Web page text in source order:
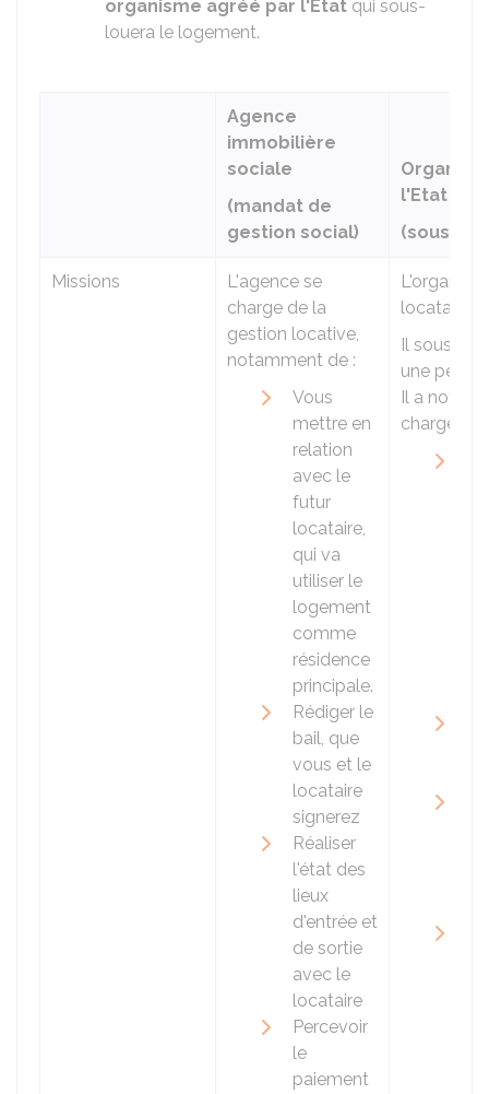
organisme agréé par l'État qui sous-
louera le logement.
Agence
immobilière
sociale
(mandat de
gestion social)
l'Etat
(sous-
Missions
L'agence se
charge de la
gestion locative,
notamment de :
Vous
mettre en
relation
avec le
futur
locataire,
qui va
utiliser le
logement
comme
résidence
principale.
Rédiger le
bail, que
vous et le
locataire
signerez
Réaliser
l'état des
lieux
d'entrée et
de sortie
avec le
locataire
Percevoir
le
paiement
locataire.
Il sous-
une
Il a
charge de :